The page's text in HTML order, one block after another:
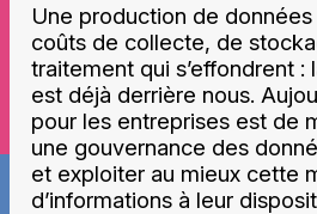
Une production de
coûts de collecte, de
traitement qui s’effondrent :
est déjà derrière nous.
pour les entreprises est de
une gouvernance des
et exploiter au mieux cette
d’informations à leur